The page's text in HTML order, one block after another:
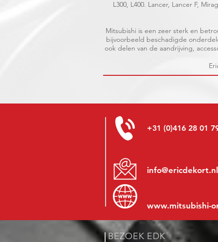
L300, L400. Lancer, Lancer F,
Mitsubishi is een zeer sterk en
bijvoorbeeld beschadigde
ook delen van de aandrijving,
+31 (0)416 28 01
info@ericdekort.nl
www.mitsubishi-
BEZOEK EDK